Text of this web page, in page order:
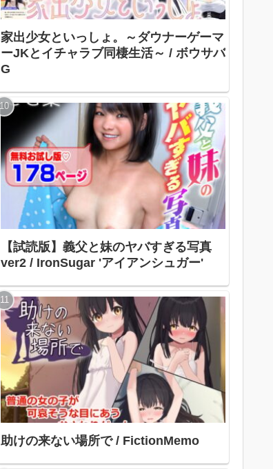
家出少女といっしょ。～ダウナーゲーマ
ーJKとイチャラブ同棲生活～ / ボウサバ
G
【試読版】義父と妹のヤバすぎる写真
ver2 / IronSugar 'アイアンシュガー'
助けの来ない場所で / FictionMemo